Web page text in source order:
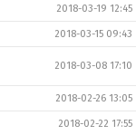
2018-03-19 12:45
2018-03-15 09:43
2018-03-08 17:10
2018-02-26 13:05
2018-02-22 17:55